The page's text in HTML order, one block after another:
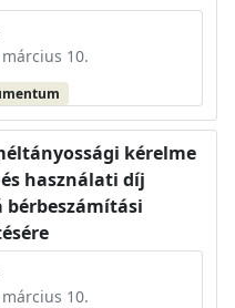
10.
kérelme
használati díj
bérbeszámítási
10.